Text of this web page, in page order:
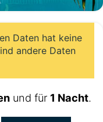
Daten hat keine
andere Daten
und für 1 Nacht.